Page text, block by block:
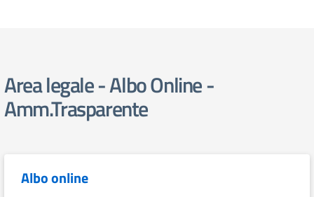
Area legale - Albo Online -
Amm.Trasparente
Albo online